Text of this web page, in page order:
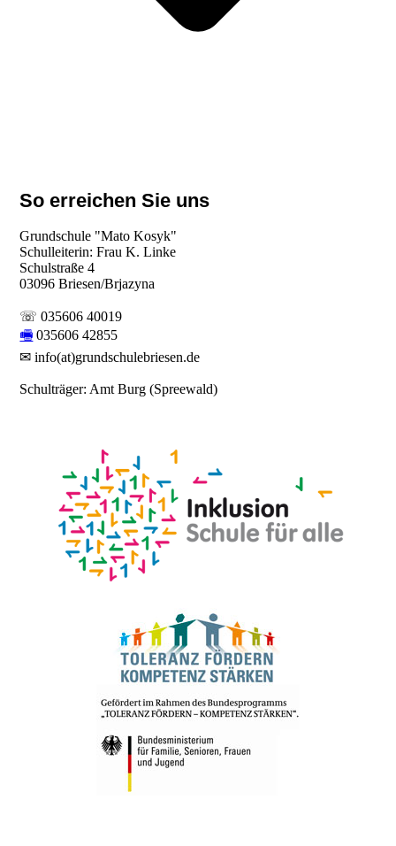
So erreichen Sie uns
Grundschule "Mato Kosyk"
Schulleiterin: Frau K. Linke
Schulstraße 4
03096 Briesen/Brjazyna
☏ 035606 40019
🖷 035606 42855
✉ info(at)grundschulebriesen.de
Schulträger: Amt Burg (Spreewald)